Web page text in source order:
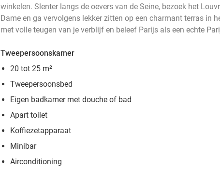
winkelen. Slenter langs de oevers van de Seine, bezoek het
Dame en ga vervolgens lekker zitten op een charmant terras in
met volle teugen van je verblijf en beleef Parijs als een echte
Tweepersoonskamer
20 tot 25 m²
Tweepersoonsbed
Eigen badkamer met douche of bad
Apart toilet
Koffiezetapparaat
Minibar
Airconditioning